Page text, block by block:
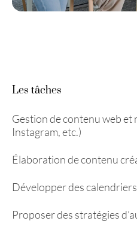
Les tâches
Gestion de contenu web et
Instagram, etc.)
Élaboration de contenu
Développer des
Proposer des stratégies